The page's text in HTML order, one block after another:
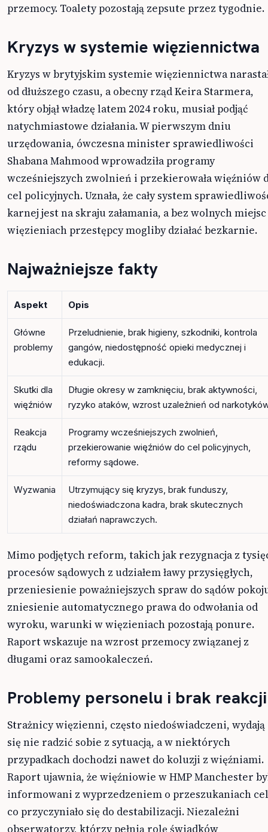
przemocy. Toalety pozostają zepsute przez tygodnie.
Kryzys w systemie więziennictwa
Kryzys w brytyjskim systemie więziennictwa
od dłuższego czasu, a obecny rząd Keira Starmera,
który objął władzę latem 2024 roku, musiał podjąć
natychmiastowe działania. W pierwszym dniu
urzędowania, ówczesna minister sprawiedliwości
Shabana Mahmood wprowadziła programy
wcześniejszych zwolnień i przekierowała więźniów
cel policyjnych. Uznała, że cały system
karnej jest na skraju załamania, a bez wolnych
więzieniach przestępcy mogliby działać bezkarnie.
Najważniejsze fakty
Aspekt Opis
Główne
problemy
Przeludnienie, brak higieny, szkodniki, kontrola
gangów, niedostępność opieki medycznej i
edukacji.
Skutki dla
więźniów
Długie okresy w zamknięciu, brak aktywności,
ryzyko ataków, wzrost uzależnień od
Reakcja
rządu
Programy wcześniejszych zwolnień,
przekierowanie więźniów do cel policyjnych,
reformy sądowe.
Wyzwania
Utrzymujący się kryzys, brak funduszy,
niedoświadczona kadra, brak skutecznych
działań naprawczych.
Mimo podjętych reform, takich jak rezygnacja z
procesów sądowych z udziałem ławy przysięgłych,
przeniesienie poważniejszych spraw do sądów
zniesienie automatycznego prawa do odwołania od
wyroku, warunki w więzieniach pozostają ponure.
Raport wskazuje na wzrost przemocy związanej z
długami oraz samookaleczeń.
Problemy personelu i brak reakcji
Strażnicy więzienni, często niedoświadczeni, wydają
się nie radzić sobie z sytuacją, a w niektórych
przypadkach dochodzi nawet do koluzji z więźniami.
Raport ujawnia, że więźniowie w HMP Manchester
informowani z wyprzedzeniem o przeszukaniach
co przyczyniało się do destabilizacji. Niezależni
obserwatorzy, którzy pełnią rolę świadków